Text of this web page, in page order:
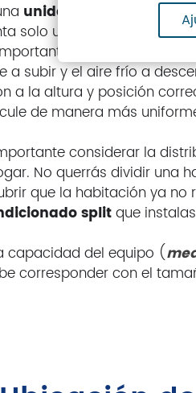
unidad de aire
solo una o dos
para ti. Recuerda
a subir y el aire frío a
a la altura y posición
de manera más
considerar la
No querrás dividir una
que la habitación ya no
splitque
capacidad del equipo (
corresponder con el